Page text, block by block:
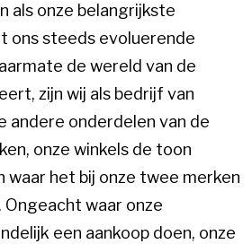
als onze belangrijkste
ons steeds evoluerende
de wereld van de
zijn wij als bedrijf van
andere onderdelen van de
onze winkels de toon
waar het bij onze twee merken
Ongeacht waar onze
een aankoop doen, onze